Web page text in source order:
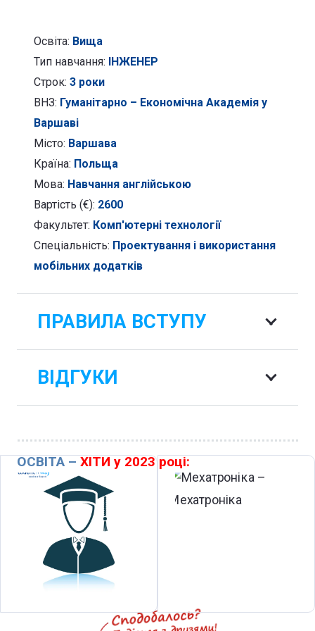
Освіта: Вища
Тип навчання:
ІНЖЕНЕР
Строк: 3 роки
ВНЗ: Гуманітарно – Економічна Академія у
Варшаві
Місто: Варшава
Країна: Польща
Мова: Навчання англійською
Вартість (€): 2600
Факультет: Комп'ютерні технології
Спеціальність: Проектування і використання
мобільних додатків
ПРАВИЛА ВСТУПУ
ВІДГУКИ
ОСВІТА – ХІТИ у 2023 році: